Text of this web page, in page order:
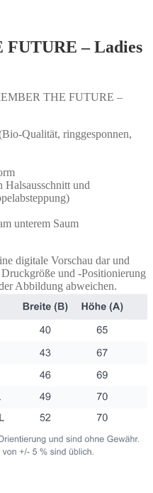
– Ladies
THE FUTURE –
Qualität, ringgesponnen,
Halsausschnitt und
unterem Saum
digitale Vorschau dar und
und -Positionierung
Abbildung abweichen.